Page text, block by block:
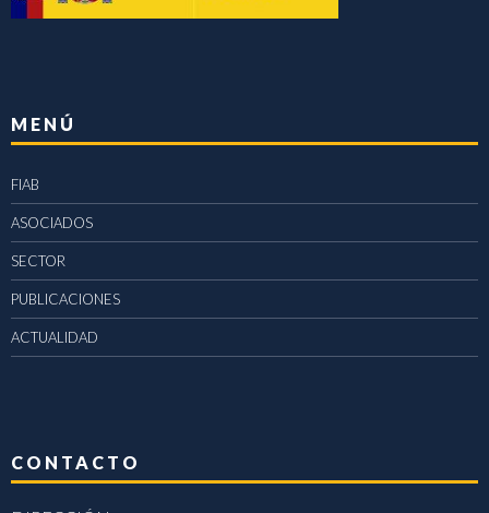
MENÚ
FIAB
ASOCIADOS
SECTOR
PUBLICACIONES
ACTUALIDAD
CONTACTO